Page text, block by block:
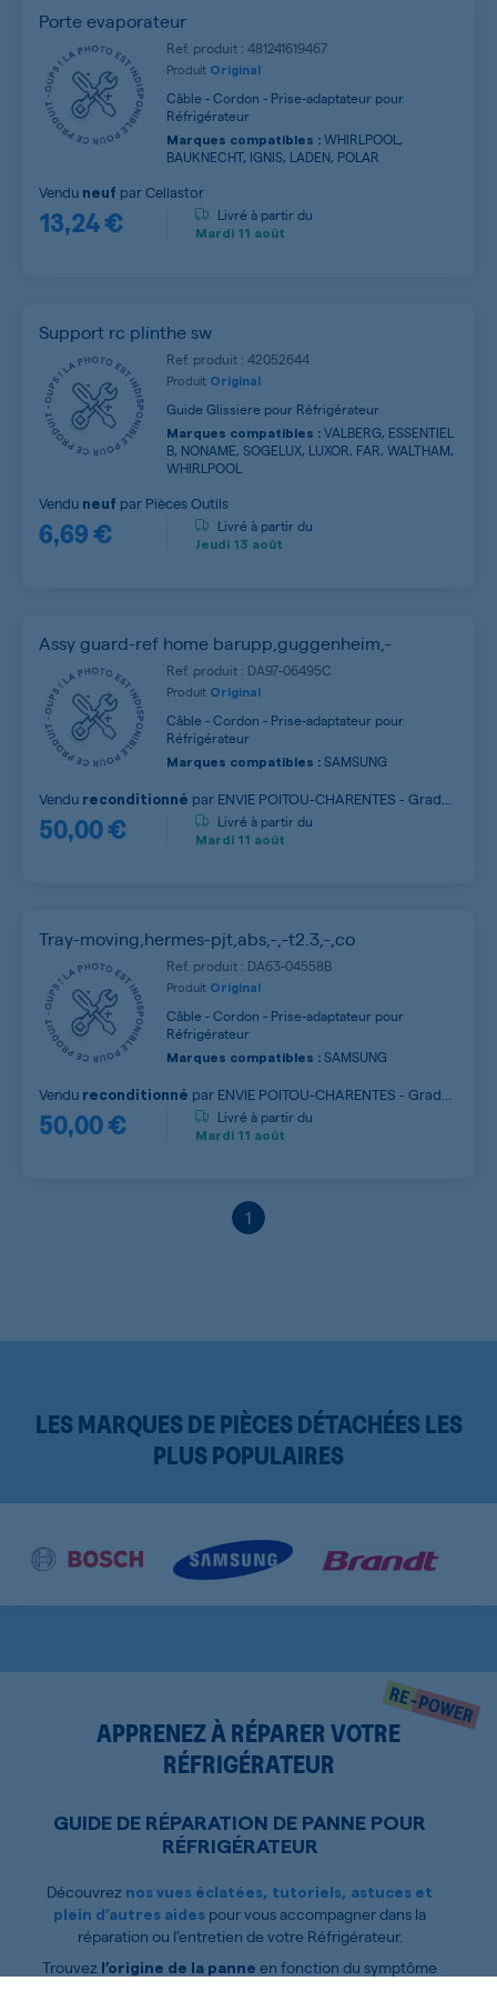
Porte evaporateur
Ref. produit : 481241619467
Produit Original
Câble - Cordon - Prise-adaptateur pour
Réfrigérateur
Marques compatibles : WHIRLPOOL,
BAUKNECHT, IGNIS, LADEN, POLAR
13,24 €
Vendu neuf parCellastor
Livré à partir du
Mardi 11 août
Support rc plinthe sw
Ref. produit : 42052644
Produit Original
Guide Glissiere pour Réfrigérateur
Marques compatibles : VALBERG, ESSENTIEL
B, NONAME, SOGELUX, LUXOR, FAR, WALTHAM,
WHIRLPOOL
6,69 €
Vendu neuf par Pièces Outils
Livré à partir du
Jeudi 13 août
Assy guard-ref home barupp,guggenheim,-
Ref. produit : DA97-06495C
Produit Original
Câble - Cordon - Prise-adaptateur pour
Réfrigérateur
Marques compatibles : SAMSUNG
50,00 €
Vendu reconditionné par ENVIE POITOU-CHARENTES - Grade
A
Livré à partir du
Mardi 11 août
Tray-moving,hermes-pjt,abs,-,-t2.3,-,co
Ref. produit : DA63-04558B
Produit Original
Câble - Cordon - Prise-adaptateur pour
Réfrigérateur
Marques compatibles : SAMSUNG
50,00 €
Vendu reconditionné par ENVIE POITOU-CHARENTES - Grade
A
Livré à partir du
Mardi 11 août
1
LES MARQUES DE PIÈCES DÉTACHÉES LES
PLUS POPULAIRES
APPRENEZ À RÉPARER VOTRE
RÉFRIGÉRATEUR
GUIDE DE RÉPARATION DE PANNE POUR
RÉFRIGÉRATEUR
Découvrez nos vues éclatées, tutoriels, astuces et
plein d’autres aides pour vous accompagner dans la
réparation ou l’entretien de votre Réfrigérateur.
Trouvez l’origine de la panne en fonction du symptôme